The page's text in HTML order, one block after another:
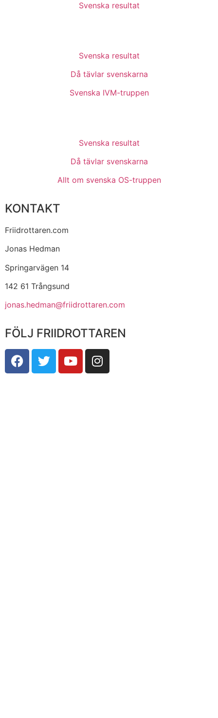
Svenska resultat
Svenska resultat
Då tävlar svenskarna
Svenska IVM-truppen
Svenska resultat
Då tävlar svenskarna
Allt om svenska OS-truppen
KONTAKT
Friidrottaren.com
Jonas Hedman
Springarvägen 14
142 61 Trångsund
jonas.hedman@friidrottaren.com
FÖLJ FRIIDROTTAREN